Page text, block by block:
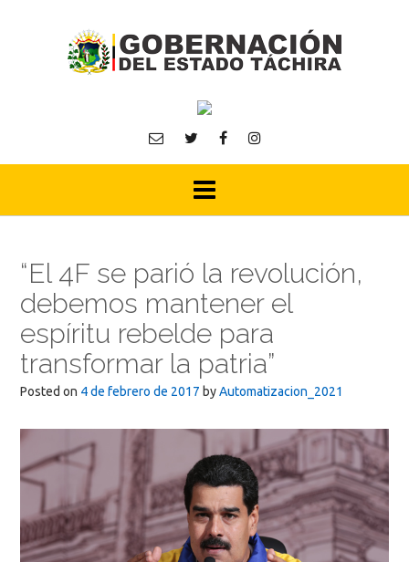
“El 4F se parió la revolución,
debemos mantener el
espíritu rebelde para
transformar la patria”
Posted on 4 de febrero de 2017 byAutomatizacion_2021